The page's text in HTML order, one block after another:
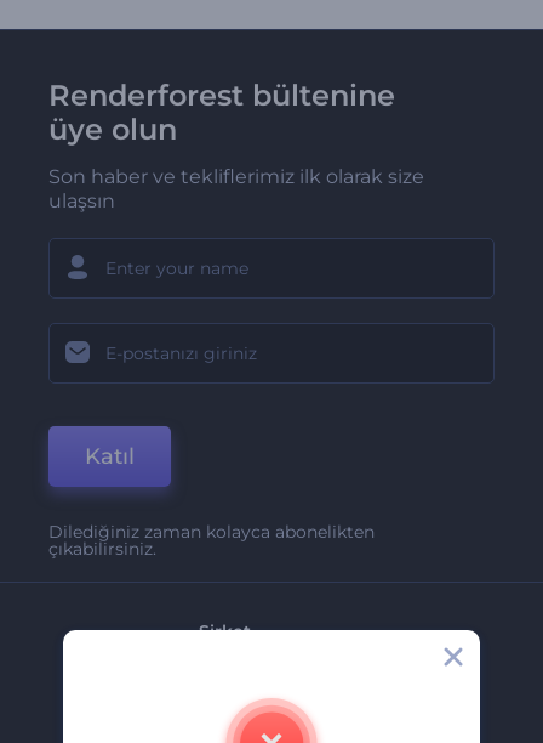
Renderforest bültenine
üye olun
Son haber ve tekliflerimiz ilk olarak size
ulaşsın
Katıl
Dilediğiniz zaman kolayca abonelikten
çıkabilirsiniz.
Şirket
İletişim